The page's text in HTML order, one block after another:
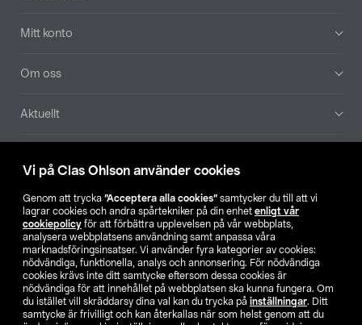
Vi på Clas Ohlson använder cookies
Genom att trycka ”Acceptera alla cookies” samtycker du till att vi
lagrar cookies och andra spårtekniker på din enhet enligt vår
cookiepolicy för att förbättra upplevelsen på vår webbplats,
analysera webbplatsens användning samt anpassa våra
marknadsföringsinsatser. Vi använder fyra kategorier av cookies:
nödvändiga, funktionella, analys och annonsering. För nödvändiga
cookies krävs inte ditt samtycke eftersom dessa cookies är
nödvändiga för att innehållet på webbplatsen ska kunna fungera. Om
du istället vill skräddarsy dina val kan du trycka på inställningar. Ditt
samtycke är frivilligt och kan återkallas när som helst genom att du
Mitt konto
Om oss
Aktuellt
Hitta butik
SE NO FI